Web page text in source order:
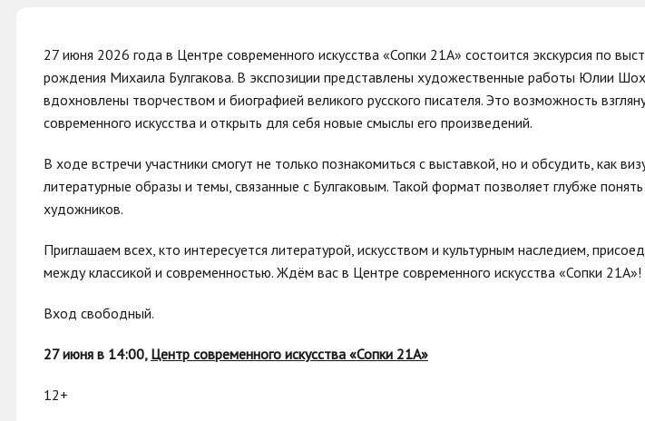
27 июня 2026 года в Центре современного искусства «Сопки 21А» состоится экскурсия по
рождения Михаила Булгакова. В экспозиции представлены художественные работы Юлии
вдохновлены творчеством и биографией великого русского писателя. Это возможность
современного искусства и открыть для себя новые смыслы его произведений.
В ходе встречи участники смогут не только познакомиться с выставкой, но и обсудить, как
литературные образы и темы, связанные с Булгаковым. Такой формат позволяет глубже
художников.
Приглашаем всех, кто интересуется литературой, искусством и культурным наследием,
между классикой и современностью. Ждём вас в Центре современного искусства «Сопки 21А»!
Вход свободный.
27 июня в 14:00, Центр современного искусства «Сопки 21А»
12+